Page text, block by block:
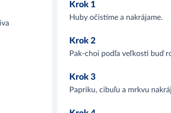
Krok 1
Huby očistíme a nakrájame.
Krok 2
Pak-choi podľa veľkosti buď
Krok 3
Papriku, cibuľu a mrkvu